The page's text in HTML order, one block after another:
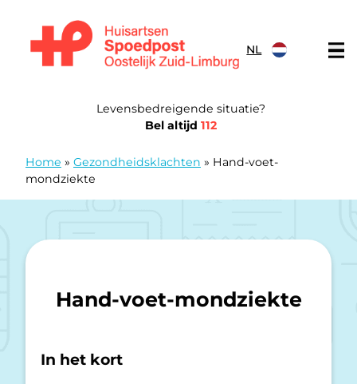
NL
Levensbedreigende situatie?
Bel altijd 112
Home » Gezondheidsklachten » Hand-voet-
mondziekte
Hand-voet-mondziekte
In het kort